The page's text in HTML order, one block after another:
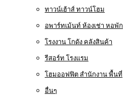
ทาวน์เฮ้าส์ ทาวน์โฮม
อพาร์ทเม้นท์ ห้องเช่า หอพัก
โรงงาน โกดัง คลังสินค้า
รีสอร์ท โรงแรม
โฮมออฟฟิต สำนักงาน พื้นที่
อื่นๆ